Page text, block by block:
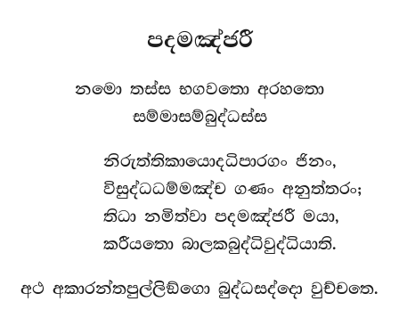
පදමඤ්ජරී
නමො තස්ස භගවතො අරහතො
සම්මාසම්බුද්ධස්ස
නිරුත්තිකායොදධිපාරගං ජිනං,
විසුද්ධධම්මඤ්ච ගණං අනුත්තරං;
තිධා නමිත්වා පදමඤ්ජරී මයා,
කරීයතො බාලකබුද්ධිවුද්ධියාති.
අථ අකාරන්තපුල්ලිඞ්ගො බුද්ධසද්දො වුච්චතෙ.